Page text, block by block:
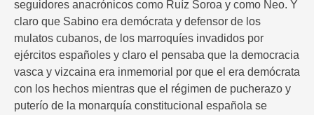
seguidores anacrónicos como Ruíz Soroa y como Neo. Y
claro que Sabino era demócrata y defensor de los
mulatos cubanos, de los marroquíes invadidos por
ejércitos españoles y claro el pensaba que la democracia
vasca y vizcaina era inmemorial por que el era demócrata
con los hechos mientras que el régimen de pucherazo y
puterío de la monarquía constitucional española se